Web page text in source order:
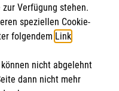
Verfügung stehen.
speziellen Cookie-
folgendem Link.
nicht abgelehnt
dann nicht mehr